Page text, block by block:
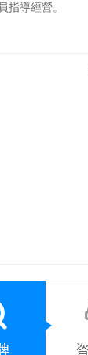
導經營。